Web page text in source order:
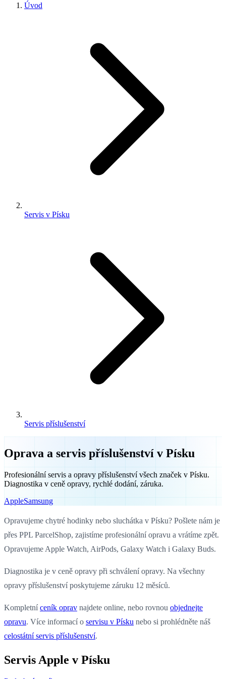
Úvod
Servis v Písku
Servis příslušenství
Oprava a servis příslušenství v Písku
Profesionální servis a opravy příslušenství všech značek v Písku.
Diagnostika v ceně opravy, rychlé dodání, záruka.
AppleSamsung
Opravujeme chytré hodinky nebo sluchátka v Písku? Pošlete nám je
přes PPL ParcelShop, zajistíme profesionální opravu a vrátíme zpět.
Opravujeme Apple Watch, AirPods, Galaxy Watch i Galaxy Buds.
Diagnostika je v ceně opravy při schválení opravy. Na všechny
opravy příslušenství poskytujeme záruku 12 měsíců.
Kompletníceník oprav najdete online, nebo rovnou objednejte
opravu. Více informací o servisu v Písku nebo si prohlédněte náš
celostátní servis příslušenství.
Servis Apple v Písku